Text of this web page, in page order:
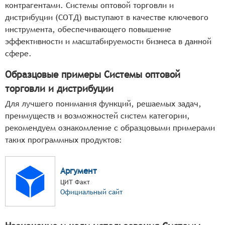
контрагентами. Системы оптовой торговли и
дистрибуции (СОТД) выступают в качестве ключевого
инструмента, обеспечивающего повышение
эффективности и масштабируемости бизнеса в данной
сфере.
Образцовые примеры Системы оптовой
торговли и дистрибуции
Для лучшего понимания функций, решаемых задач,
преимуществ и возможностей систем категории,
рекомендуем ознакомление с образцовыми примерами
таких программных продуктов:
Аргумент
ЦИТ Факт
Официальный сайт